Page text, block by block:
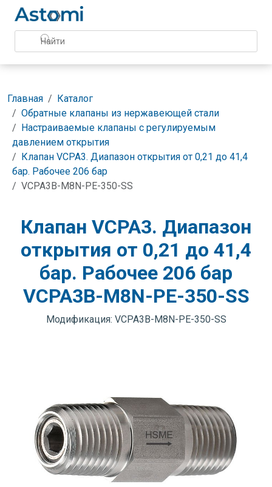
Главная
Каталог
Обратные клапаны из нержавеющей стали
Настраиваемые клапаны с регулируемым
давлением открытия
Клапан VCPA3. Диапазон открытия от 0,21 до 41,4
бар. Рабочее 206 бар
VCPA3B-M8N-PE-350-SS
Клапан VCPA3. Диапазон
открытия от 0,21 до 41,4
бар. Рабочее 206 бар
VCPA3B-M8N-PE-350-SS
Модификация: VCPA3B-M8N-PE-350-SS